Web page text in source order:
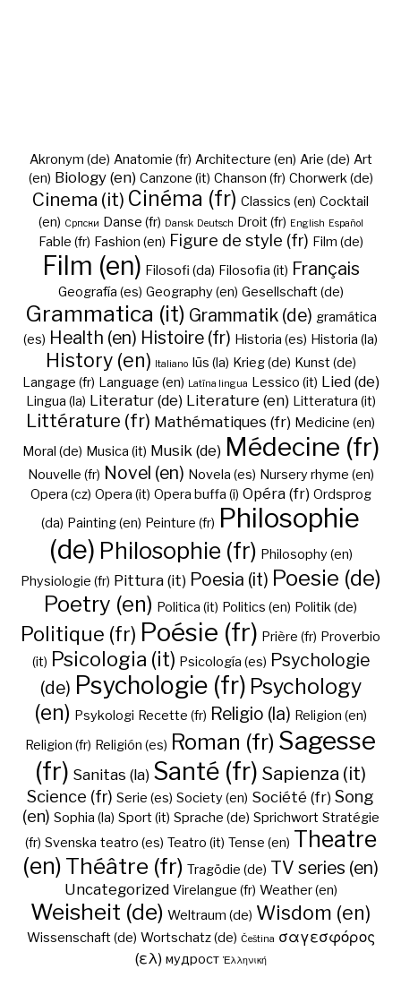
Akronym (de) Anatomie (fr) Architecture (en) Arie (de) Art
(en) Biology (en) Canzone (it) Chanson (fr) Chorwerk (de)
Cinema (it) Cinéma (fr) Classics (en) Cocktail
(en) Cрпски Danse (fr) Dansk Deutsch Droit (fr) English Español
Fable (fr) Fashion (en) Figure de style (fr) Film (de)
Film (en) Filosofi (da) Filosofia (it) Français
Geografía (es) Geography (en) Gesellschaft (de)
Grammatica (it) Grammatik (de) gramática
(es) Health (en) Histoire (fr) Historia (es) Historia (la)
History (en) Italiano Iūs (la) Krieg (de) Kunst (de)
Langage (fr) Language (en) Latīna lingua Lessico (it) Lied (de)
Lingua (la) Literatur (de) Literature (en) Litteratura (it)
Littérature (fr) Mathématiques (fr) Medicine (en)
Moral (de) Musica (it) Musik (de) Médecine (fr)
Nouvelle (fr) Novel (en) Novela (es) Nursery rhyme (en)
Opera (cz) Opera (it) Opera buffa (i) Opéra (fr) Ordsprog
(da) Painting (en) Peinture (fr) Philosophie
(de) Philosophie (fr) Philosophy (en)
Physiologie (fr) Pittura (it) Poesia (it) Poesie (de)
Poetry (en) Politica (it) Politics (en) Politik (de)
Politique (fr) Poésie (fr) Prière (fr) Proverbio
(it) Psicologia (it) Psicología (es) Psychologie
(de) Psychologie (fr) Psychology
(en) Psykologi Recette (fr) Religio (la) Religion (en)
Religion (fr) Religión (es) Roman (fr) Sagesse
(fr) Sanitas (la) Santé (fr) Sapienza (it)
Science (fr) Serie (es) Society (en) Société (fr) Song
(en) Sophia (la) Sport (it) Sprache (de) Sprichwort Stratégie
(fr) Svenska teatro (es) Teatro (it) Tense (en) Theatre
(en) Théâtre (fr) Tragödie (de) TV series (en)
Uncategorized Virelangue (fr) Weather (en)
Weisheit (de) Weltraum (de) Wisdom (en)
Wissenschaft (de) Wortschatz (de) Čeština σαγεσφόρος
(ελ) мудрост Ἑλληνική